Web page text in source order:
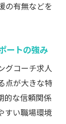
さチェッ
きシフト
柔軟な働
の少ない
の有無などを
ートの強み
グコーチ求人
点が大きな特
的な信頼関係
すい職場環境